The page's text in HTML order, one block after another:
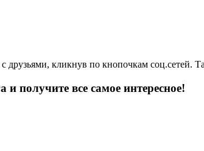
друзьями, кликнув по кнопочкам соц.сетей.
получите все самое интересное!